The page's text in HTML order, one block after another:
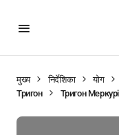
मुख्य निर्देशिका योग
Тригон
Тригон